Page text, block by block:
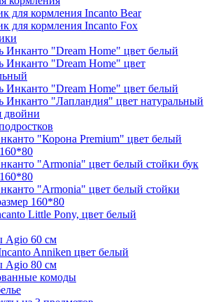
для кормления Incanto Bear
для кормления Incanto Fox
Инканто "Dream Home" цвет белый
Инканто "Dream Home" цвет
Инканто "Dream Home" цвет белый
Инканто "Лапландия" цвет натуральный
двойни
"Корона Premium" цвет белый
"Armonia" цвет белый стойки бук
"Armonia" цвет белый стойки
160*80
Little Pony, цвет белый
Agio 60 см
Anniken цвет белый
Agio 80 см
комоды